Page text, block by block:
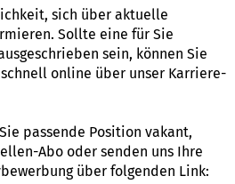
sich über aktuelle
Sollte eine für Sie
sein, können Sie
online über unser Karriere-
passende Position vakant,
Abo oder senden uns Ihre
über folgenden Link: